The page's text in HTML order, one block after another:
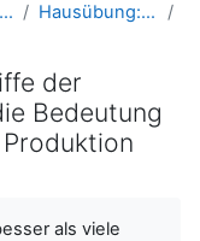
07 - 22. Nov. 2023 – Organisationen & Gemeinwohl (asynchrones E-Learning) Hausübung: Schlüsselbegriffe der Organisationstheorie und die Bedeutung von Organisationen für die Produktion des Gemeinwohls
der
Bedeutung
als viele